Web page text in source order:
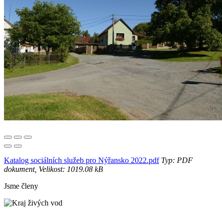
Katalog sociálních služeb pro Nýřansko 2022.pdfTyp: PDF
dokument, Velikost: 1019.08 kB
Jsme členy